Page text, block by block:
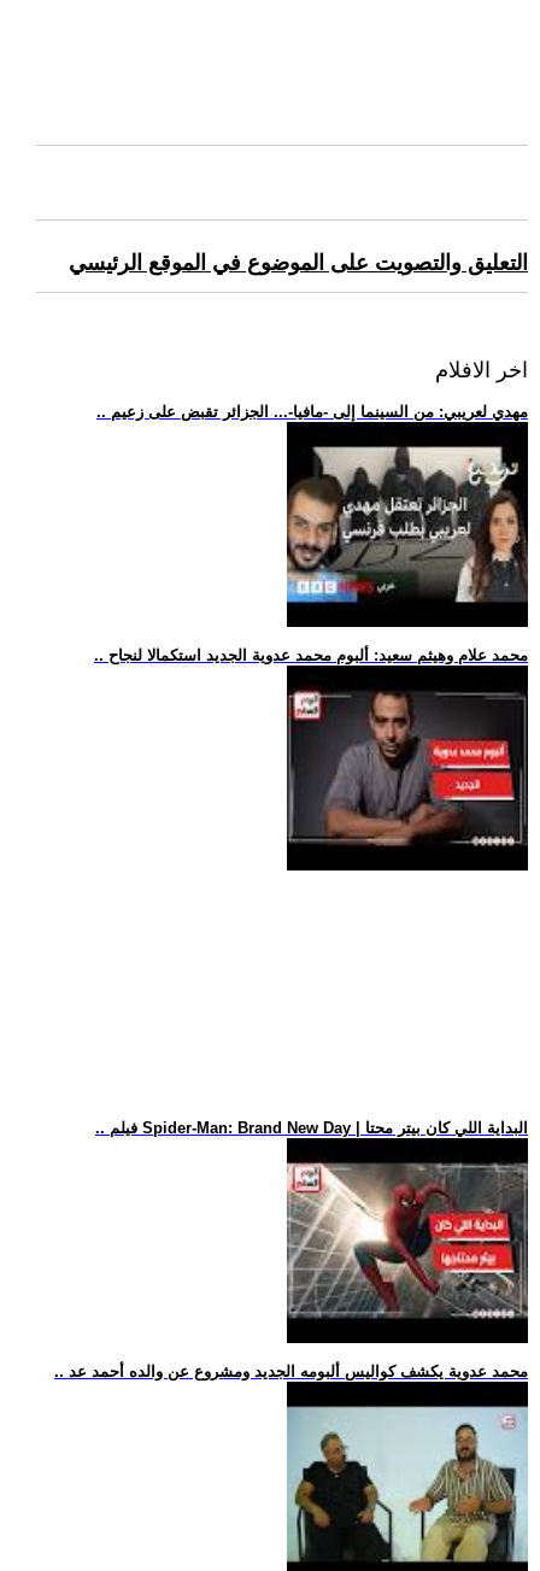
التعليق والتصويت على الموضوع في الموقع الرئيسي
اخر الافلام
.. مهدي لعريبي: من السينما إلى -مافيا-... الجزائر تقبض على زعيم
.. محمد علام وهيثم سعيد: ألبوم محمد عدوية الجديد استكمالا لنجاح
.. فيلم Spider-Man: Brand New Day | البداية اللي كان بيتر محتا
.. محمد عدوية يكشف كواليس ألبومه الجديد ومشروع عن والده أحمد عد